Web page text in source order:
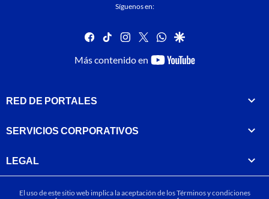
Síguenos en:
facebook
tiktok instagram
twitterwhatsapp
google
Más contenido en
youtube-
RED DE PORTALES
SERVICIOS CORPORATIVOS
LEGAL
El uso de este sitio web implica la aceptación de losTérminos y condiciones